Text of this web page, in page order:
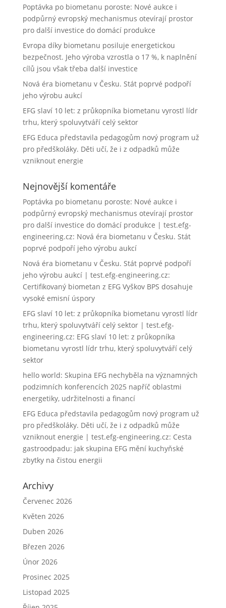
Poptávka po biometanu poroste: Nové aukce i
podpůrný evropský mechanismus otevírají prostor
pro další investice do domácí produkce
Evropa díky biometanu posiluje energetickou
bezpečnost. Jeho výroba vzrostla o 17 %, k naplnění
cílů jsou však třeba další investice
Nová éra biometanu v Česku. Stát poprvé podpoří
jeho výrobu aukcí
EFG slaví 10 let: z průkopníka biometanu vyrostl lídr
trhu, který spoluvytváří celý sektor
EFG Educa představila pedagogům nový program už
pro předškoláky. Děti učí, že i z odpadků může
vzniknout energie
Nejnovější komentáře
Poptávka po biometanu poroste: Nové aukce i
podpůrný evropský mechanismus otevírají prostor
pro další investice do domácí produkce | test.efg-
engineering.cz: Nová éra biometanu v Česku. Stát
poprvé podpoří jeho výrobu aukcí
Nová éra biometanu v Česku. Stát poprvé podpoří
jeho výrobu aukcí | test.efg-engineering.cz:
Certifikovaný biometan z EFG Vyškov BPS dosahuje
vysoké emisní úspory
EFG slaví 10 let: z průkopníka biometanu vyrostl lídr
trhu, který spoluvytváří celý sektor | test.efg-
engineering.cz: EFG slaví 10 let: z průkopníka
biometanu vyrostl lídr trhu, který spoluvytváří celý
sektor
hello world: Skupina EFG nechyběla na významných
podzimních konferencích 2025 napříč oblastmi
energetiky, udržitelnosti a financí
EFG Educa představila pedagogům nový program už
pro předškoláky. Děti učí, že i z odpadků může
vzniknout energie | test.efg-engineering.cz: Cesta
gastroodpadu: jak skupina EFG mění kuchyňské
zbytky na čistou energii
Archivy
Červenec 2026
Květen 2026
Duben 2026
Březen 2026
Únor 2026
Prosinec 2025
Listopad 2025